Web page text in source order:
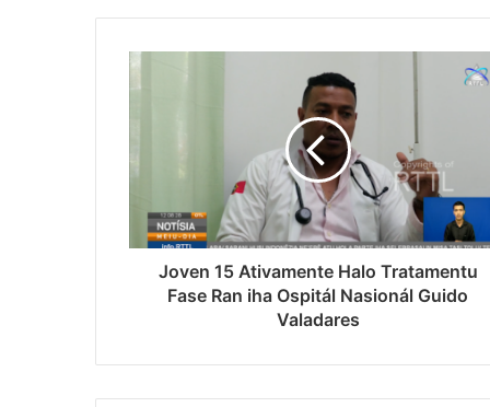
Joven 15 Ativamente Halo Tratamentu
Fase Ran iha Ospitál Nasionál Guido
Valadares